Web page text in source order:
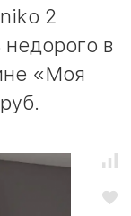
2
в
«Моя